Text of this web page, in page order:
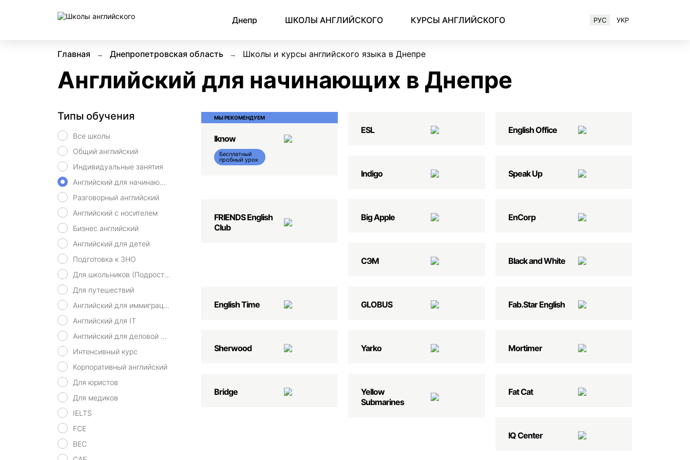
РУС УКР
Днепр ШКОЛЫ АНГЛИЙСКОГО КУРСЫ АНГЛИЙСКОГО
Главная Днепропетровская область Школы и курсы английского языка в Днепре
Английский для начинающих в Днепре
Типы обучения
Все школы
Общий английский
Индивидуальные занятия
Английский для начинающих
Разговорный английский
Английский с носителем
Бизнес английский
Английский для детей
Подготовка к ЗНО
Для школьников (Подростков)
Для путешествий
Английский для иммиграции
Английский для IT
Английский для деловой переписки
Интенсивный курс
Корпоративный английский
Для юристов
Для медиков
IELTS
FCE
BEC
МЫ РЕКОМЕНДУЕМ
Iknow
Бесплатный
пробный урок
ESL English Office
Indigo Speak Up
FRIENDS English
Club
Big Apple EnCorp
СЭМ Black and White
English Time GLOBUS Fab.Star English
Sherwood Yarko Mortimer
Bridge
Yellow
Submarines
Fat Cat
IQ Center